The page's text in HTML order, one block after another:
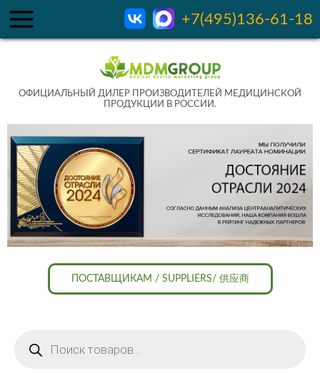
+7(495)136-61-18
ОФИЦИАЛЬНЫЙ ДИЛЕР ПРОИЗВОДИТЕЛЕЙ МЕДИЦИНСКОЙ
ПРОДУКЦИИ В РОССИИ.
ПОСТАВЩИКАМ / SUPPLIERS/ 供应商
товаров